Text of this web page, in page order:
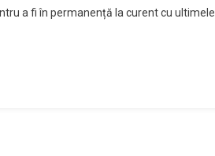
a fi în permanență la curent cu